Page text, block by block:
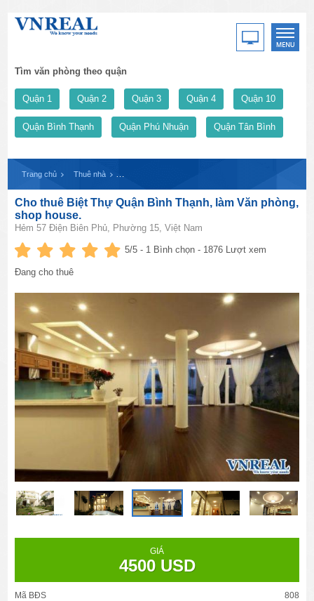
Tìm văn phòng theo quận
Quận 1 Quận 2 Quận 3 Quận 4 Quận 10
Quận Bình Thạnh Quận Phú Nhuận Quận Tân Bình
Trang chủ Thuê nhà
Cho thuê Biệt Thự Quận Bình Thạnh, làm Văn phòng,
shop house.
Hẻm 57 Điện Biên Phủ, Phường 15, Việt Nam
5/5 - 1 Bình chọn - 1876 Lượt xem
Đang cho thuê
GIÁ
4500 USD
Mã BĐS 808